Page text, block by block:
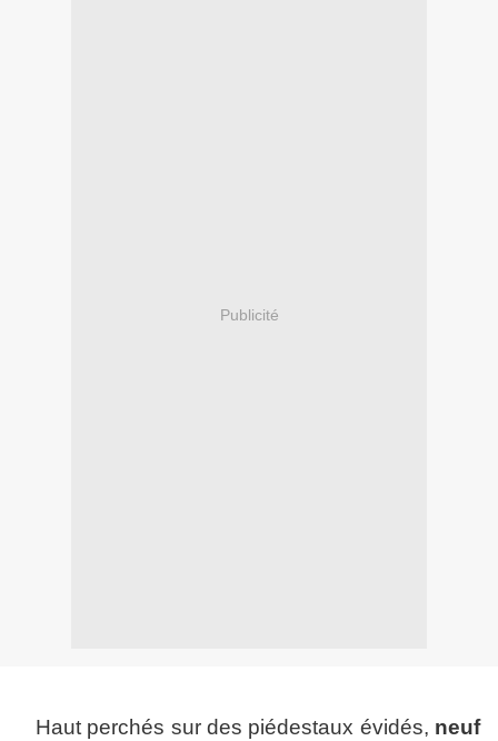
Publicité
Haut perchés sur des piédestaux évidés, neuf